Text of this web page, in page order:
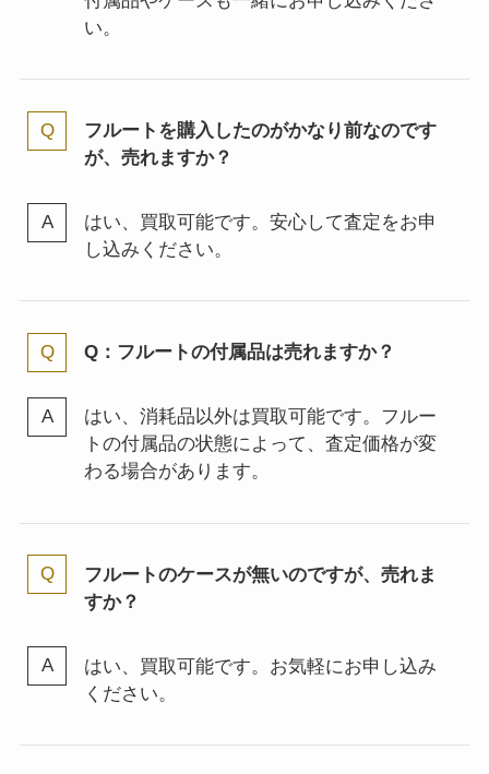
い。
フルートを購入したのがかなり前なのです
が、売れますか？
はい、買取可能です。安心して査定をお申
し込みください。
Q：フルートの付属品は売れますか？
はい、消耗品以外は買取可能です。フルー
トの付属品の状態によって、査定価格が変
わる場合があります。
フルートのケースが無いのですが、売れま
すか？
はい、買取可能です。お気軽にお申し込み
ください。